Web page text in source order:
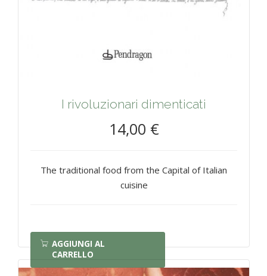
I rivoluzionari dimenticati
14,00 €
The traditional food from the Capital of Italian
cuisine
AGGIUNGI AL
CARRELLO